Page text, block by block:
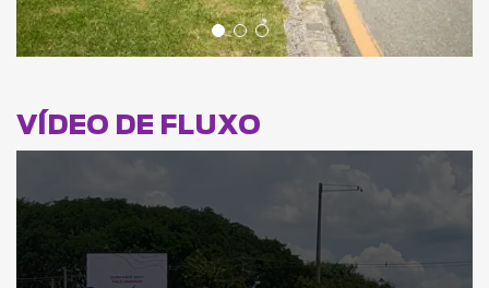
VÍDEO DE FLUXO